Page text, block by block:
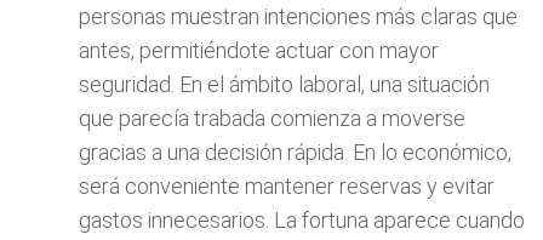
personas muestran intenciones más claras que
antes, permitiéndote actuar con mayor
seguridad. En el ámbito laboral, una situación
que parecía trabada comienza a moverse
gracias a una decisión rápida. En lo económico,
será conveniente mantener reservas y evitar
gastos innecesarios. La fortuna aparece cuando